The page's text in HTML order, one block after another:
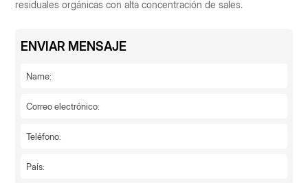
residuales orgánicas con alta concentración de sales.
ENVIAR MENSAJE